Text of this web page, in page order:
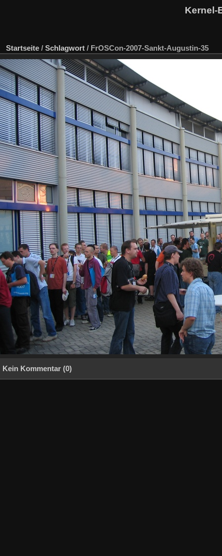
Kernel-
Startseite / Schlagwort / FrOSCon-2007-Sankt-Augustin-35
Kein Kommentar (0)